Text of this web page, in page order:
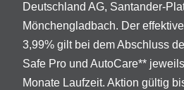
Deutschland AG, Santander-
Mönchengladbach. Der
3,99% gilt bei dem Abschluss
Safe Pro und AutoCare**
Monate Laufzeit. Aktion gültig